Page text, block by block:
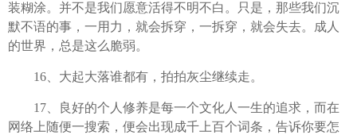
装糊涂。并不是我们愿意活得不明不白。只是，那些我们沉
默不语的事，一用力，就会拆穿，一拆穿，就会失去。成人
的世界，总是这么脆弱。
16、大起大落谁都有，拍拍灰尘继续走。
17、良好的个人修养是每一个文化人一生的追求，而在
网络上随便一搜索，便会出现成千上百个词条，告诉你要怎